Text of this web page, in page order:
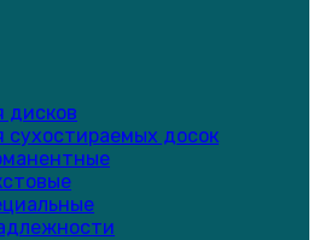
дисков
сухостираемых досок